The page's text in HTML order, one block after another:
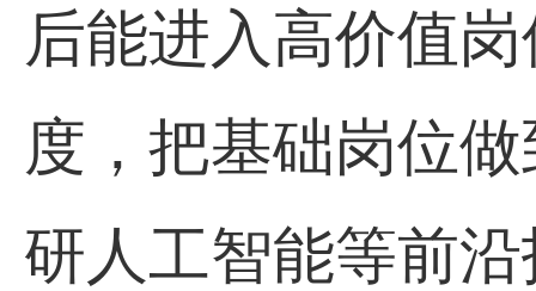
后能进入高价值
度，把基础岗位
研人工智能等前